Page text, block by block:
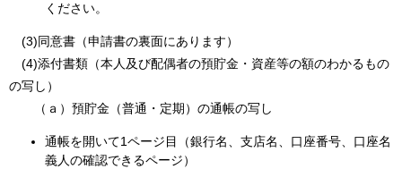
ください。
(3)同意書（申請書の裏面にあります）
(4)添付書類（本人及び配偶者の預貯金・資産等の額のわかるもの
の写し）
（ａ）預貯金（普通・定期）の通帳の写し
通帳を開いて1ページ目（銀行名、支店名、口座番号、口座名
義人の確認できるページ）